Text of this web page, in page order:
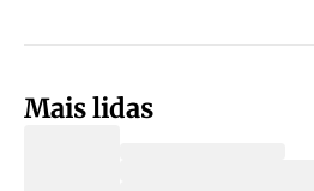
Mais lidas